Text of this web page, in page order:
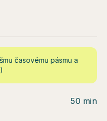
časovému pásmu a
50 min